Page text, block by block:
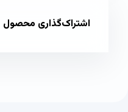
اشتراک‌گذاری محصول